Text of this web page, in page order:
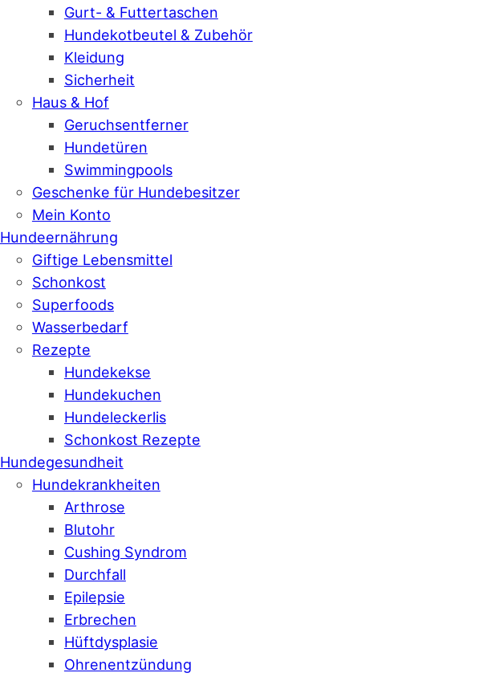
Gurt- & Futtertaschen
Hundekotbeutel & Zubehör
Kleidung
Sicherheit
Haus & Hof
Geruchsentferner
Hundetüren
Swimmingpools
Geschenke für Hundebesitzer
Mein Konto
Hundeernährung
Giftige Lebensmittel
Schonkost
Superfoods
Wasserbedarf
Rezepte
Hundekekse
Hundekuchen
Hundeleckerlis
Schonkost Rezepte
Hundegesundheit
Hundekrankheiten
Arthrose
Blutohr
Cushing Syndrom
Durchfall
Epilepsie
Erbrechen
Hüftdysplasie
Ohrenentzündung